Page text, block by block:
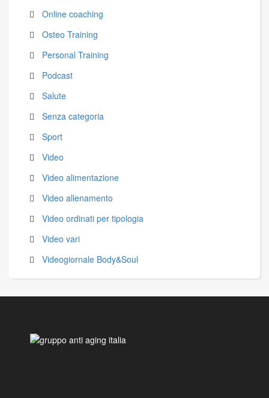
Online coaching
Osteo Training
Personal Training
Podcast
Salute
Senza categoria
Sport
Video
Video alimentazione
Video allenamento
Video ordinati per tipologia
Video vari
Videogiornale Body&Soul